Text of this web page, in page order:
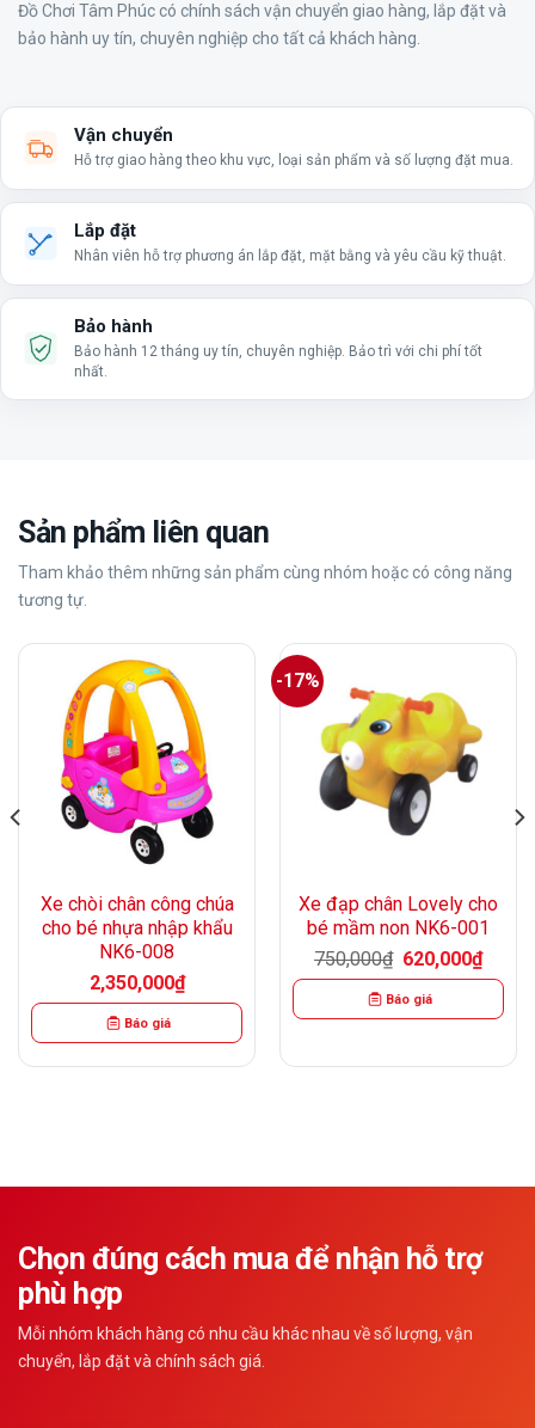
Đồ Chơi Tâm Phúc có chính sách vận chuyển giao hàng, lắp đặt và
bảo hành uy tín, chuyên nghiệp cho tất cả khách hàng.
Vận chuyển
Hỗ trợ giao hàng theo khu vực, loại sản phẩm và số lượng đặt mua.
Lắp đặt
Nhân viên hỗ trợ phương án lắp đặt, mặt bằng và yêu cầu kỹ thuật.
Bảo hành
Bảo hành 12 tháng uy tín, chuyên nghiệp. Bảo trì với chi phí tốt
nhất.
Sản phẩm liên quan
Tham khảo thêm những sản phẩm cùng nhóm hoặc có công năng
tương tự.
Xe chòi chân công chúa
cho bé nhựa nhập khẩu
NK6-008
2,350,000₫
Báo giá
-17%
Xe đạp chân Lovely cho
bé mầm non NK6-001
750,000₫ Giá
gốc
750,000₫.
620,000₫Giá
hiện
tại
Báo giá
Chọn đúng cách mua để nhận hỗ trợ
phù hợp
Mỗi nhóm khách hàng có nhu cầu khác nhau về số lượng, vận
chuyển, lắp đặt và chính sách giá.